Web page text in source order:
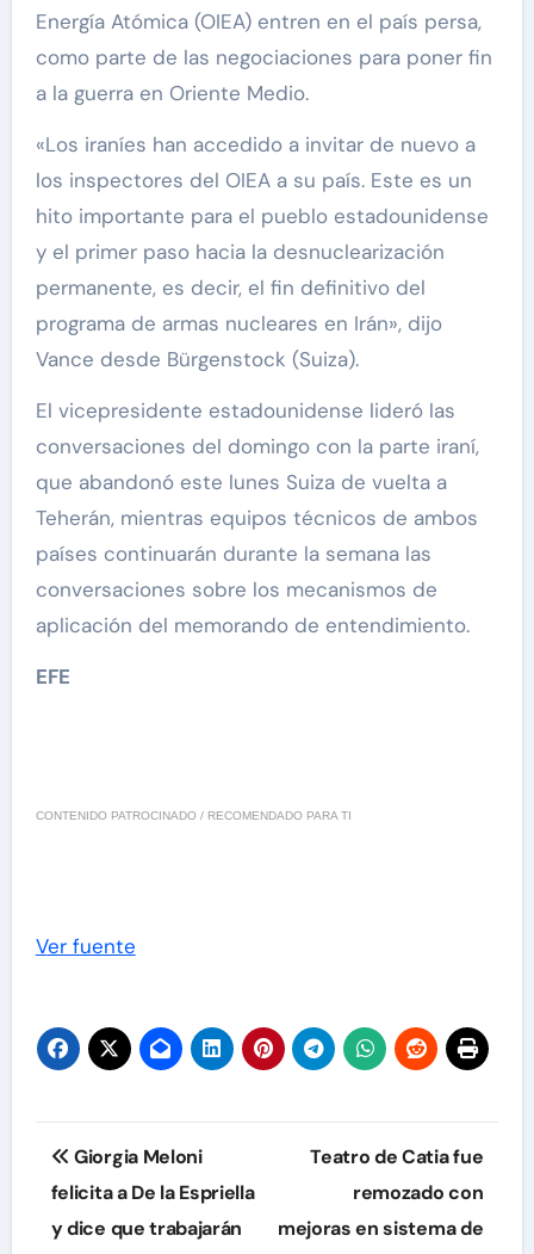
Energía Atómica (OIEA) entren en el país persa,
como parte de las negociaciones para poner fin
a la guerra en Oriente Medio.
«Los iraníes han accedido a invitar de nuevo a
los inspectores del OIEA a su país. Este es un
hito importante para el pueblo estadounidense
y el primer paso hacia la desnuclearización
permanente, es decir, el fin definitivo del
programa de armas nucleares en Irán», dijo
Vance desde Bürgenstock (Suiza).
El vicepresidente estadounidense lideró las
conversaciones del domingo con la parte iraní,
que abandonó este lunes Suiza de vuelta a
Teherán, mientras equipos técnicos de ambos
países continuarán durante la semana las
conversaciones sobre los mecanismos de
aplicación del memorando de entendimiento.
EFE
CONTENIDO PATROCINADO / RECOMENDADO PARA TI
Ver fuente
Navegación
de
entradas
Giorgia Meloni
felicita a De la Espriella
y dice que trabajarán
Teatro de Catia fue
remozado con
mejoras en sistema de